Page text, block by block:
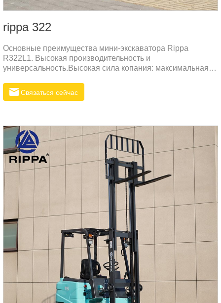
rippa 322
Основные преимущества мини-экскаватора Rippa
R322L1. Высокая производительность и
универсальность.Высокая сила копания: максимальная
различных земляных работ.Гибкая работа: оснащен
несколькими режимами работы (такими как отклонение
Kubota D902 обеспечивает максимальную мощность 11,8
кВт (16,1 л.с.), обеспечивая достаточную мощность и
надежность.2.
Связаться сейчас